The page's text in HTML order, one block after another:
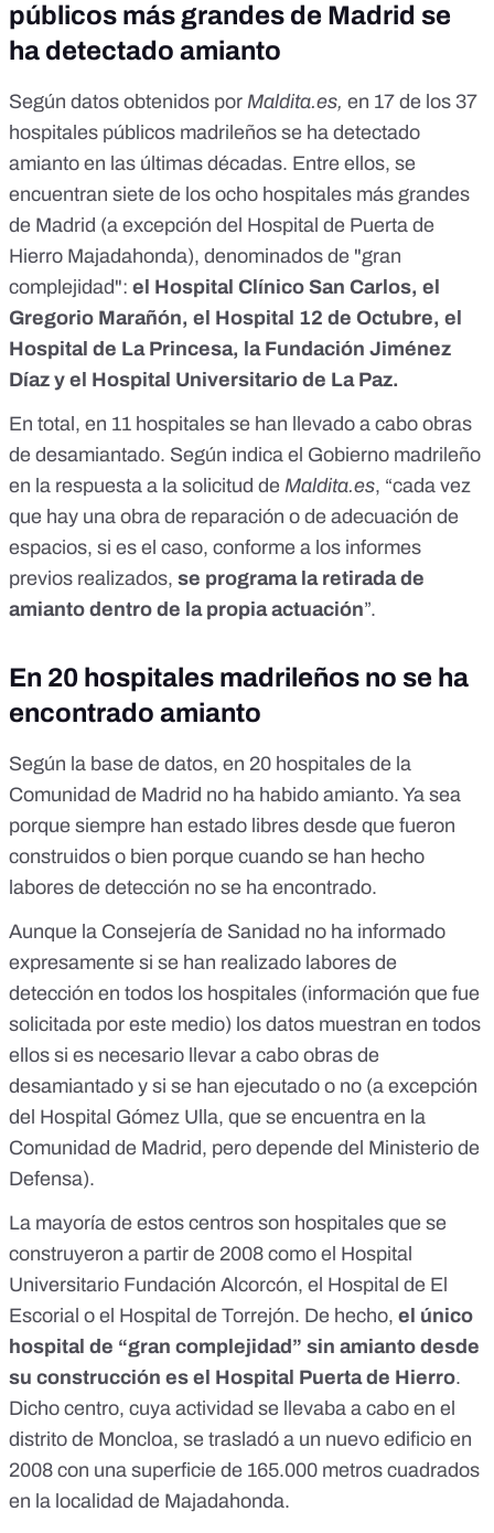
públicos más grandes de Madrid se
ha detectado amianto
Según datos obtenidos por Maldita.es, en 17 de los 37
hospitales públicos madrileños se ha detectado
amianto en las últimas décadas. Entre ellos, se
encuentran siete de los ocho hospitales más grandes
de Madrid (a excepción del Hospital de Puerta de
Hierro Majadahonda), denominados de "gran
complejidad": el Hospital Clínico San Carlos, el
Gregorio Marañón, el Hospital 12 de Octubre, el
Hospital de La Princesa, la Fundación Jiménez
Díaz y el Hospital Universitario de La Paz.
En total, en 11 hospitales se han llevado a cabo obras
de desamiantado. Según indica el Gobierno madrileño
en la respuesta a la solicitud de Maldita.es, “cada vez
que hay una obra de reparación o de adecuación de
espacios, si es el caso, conforme a los informes
previos realizados, se programa la retirada de
amianto dentro de la propia actuación”.
En 20 hospitales madrileños no se ha
encontrado amianto
Según la base de datos, en 20 hospitales de la
Comunidad de Madrid no ha habido amianto. Ya sea
porque siempre han estado libres desde que fueron
construidos o bien porque cuando se han hecho
labores de detección no se ha encontrado.
Aunque la Consejería de Sanidad no ha informado
expresamente si se han realizado labores de
detección en todos los hospitales (información que fue
solicitada por este medio) los datos muestran en todos
ellos si es necesario llevar a cabo obras de
desamiantado y si se han ejecutado o no (a excepción
del Hospital Gómez Ulla, que se encuentra en la
Comunidad de Madrid, pero depende del Ministerio de
Defensa).
La mayoría de estos centros son hospitales que se
construyeron a partir de 2008 como el Hospital
Universitario Fundación Alcorcón, el Hospital de El
Escorial o el Hospital de Torrejón. De hecho, el único
hospital de “gran complejidad” sin amianto desde
su construcción es el Hospital Puerta de Hierro.
Dicho centro, cuya actividad se llevaba a cabo en el
distrito de Moncloa, se trasladó a un nuevo edificio en
2008 con una superficie de 165.000 metros cuadrados
en la localidad de Majadahonda.